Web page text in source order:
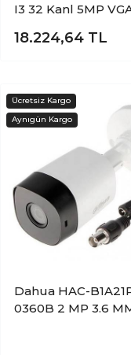
I3 32 Kanl 5MP
Destekli XVR Kayıt
18.224,64 TL
Dahua HAC-
0360B 2 MP 3.6